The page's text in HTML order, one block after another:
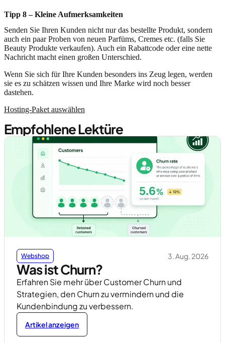
Tipp 8 – Kleine Aufmerksamkeiten
Senden Sie Ihren Kunden nicht nur das bestellte Produkt, sondern
auch ein paar Proben von neuen Parfüms, Cremes etc. (falls Sie
Beauty Produkte verkaufen). Auch ein Rabattcode oder eine nette
Nachricht macht einen großen Unterschied.
Wenn Sie sich für Ihre Kunden besonders ins Zeug legen, werden
sie es zu schätzen wissen und Ihre Marke wird noch besser
dastehen.
Hosting-Paket auswählen
Empfohlene Lektüre
Webshop 3. Aug. 2026
Was ist Churn?
Erfahren Sie mehr über Customer Churn und
Strategien, den Churn zu vermindern und die
Kundenbindung zu verbessern.
Artikel anzeigen